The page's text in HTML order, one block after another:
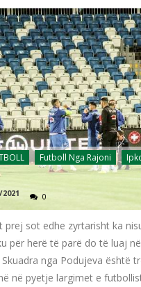
Futboll Nga Rajoni
0
prej sot edhe zyrtarisht ka
për herë të parë do të luaj
Skuadra nga Podujeva është
në pyetje largimet e